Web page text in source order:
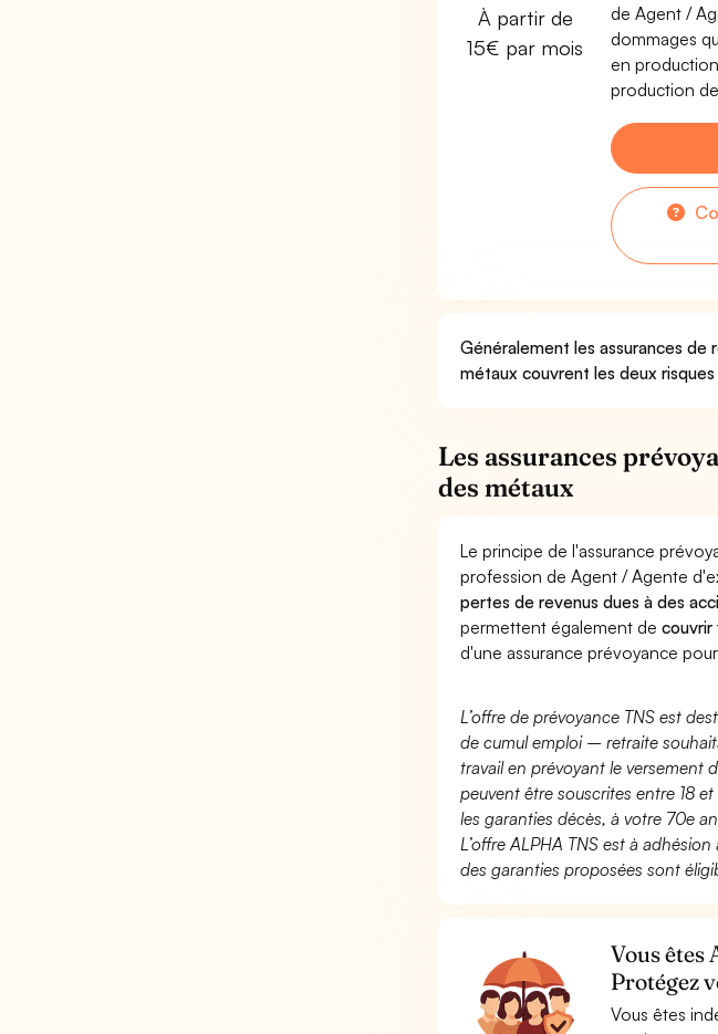
À partir de
15€ par mois
de Agent /
dommages
en
production
Généralement les assurances
métaux couvrent les deux
Les assurances
des métaux
Le principe de l'assurance
profession de Agent / Agente
pertes de revenus dues à des
permettent également decouvrir
d'une assurance prévoyance
L’offre de prévoyance TNS est
de cumul emploi – retraite
travail en prévoyant le versement
peuvent être souscrites entre 18
les garanties décès, à votre 70e
L’offre ALPHA TNS est à
des garanties proposées sont
Vous êtes
Protégez
Vous êtes